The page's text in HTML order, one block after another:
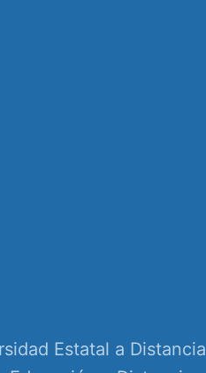
Estatal a Distancia